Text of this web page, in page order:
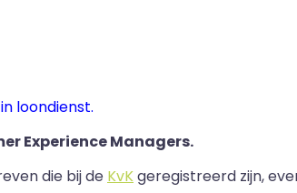
loondienst.
Experience Managers.
die bij de KvKgeregistreerd zijn,